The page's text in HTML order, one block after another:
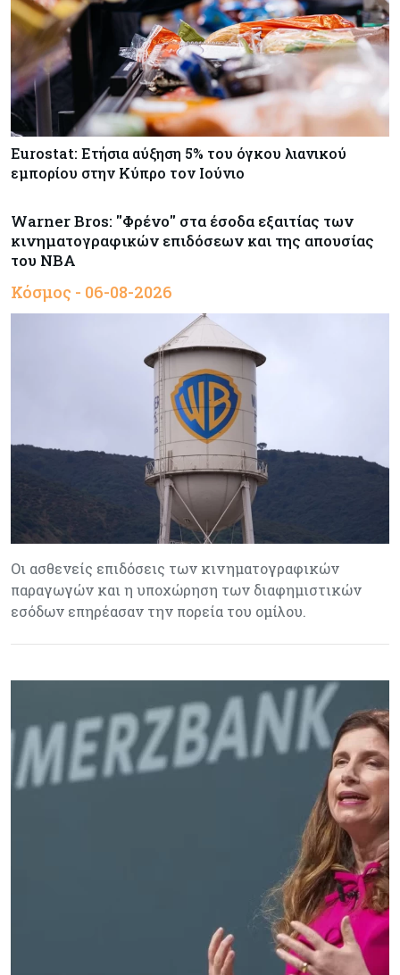
Eurostat: Ετήσια αύξηση 5% του όγκου λιανικού
εμπορίου στην Κύπρο τον Ιούνιο
Warner Bros: "Φρένο" στα έσοδα εξαιτίας των
κινηματογραφικών επιδόσεων και της απουσίας
του NBA
Κόσμος - 06-08-2026
Οι ασθενείς επιδόσεις των κινηματογραφικών
παραγωγών και η υποχώρηση των διαφημιστικών
εσόδων επηρέασαν την πορεία του ομίλου.